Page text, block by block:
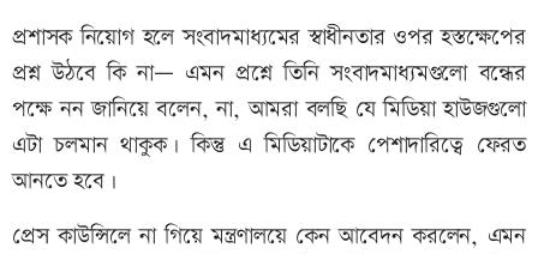
প্রশাসক নিয়োগ হলে সংবাদমাধ্যমের স্বাধীনতার ওপর হস্তক্ষেপের
প্রশ্ন উঠবে কি না— এমন প্রশ্নে তিনি সংবাদমাধ্যমগুলো বন্ধের
পক্ষে নন জানিয়ে বলেন, না, আমরা বলছি যে মিডিয়া হাউজগুলো
এটা চলমান থাকুক। কিন্তু এ মিডিয়াটাকে পেশাদারিত্বে ফেরত
আনতে হবে।
প্রেস কাউন্সিলে না গিয়ে মন্ত্রণালয়ে কেন আবেদন করলেন, এমন